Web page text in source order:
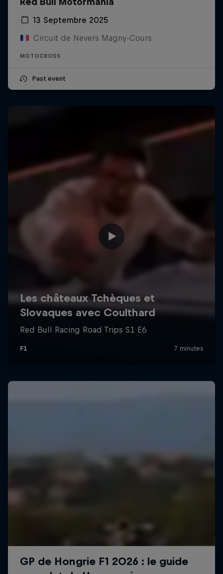
13 Septembre 2025
Circuit de Nevers Magny-Cours
MOTOCROSS
Past event